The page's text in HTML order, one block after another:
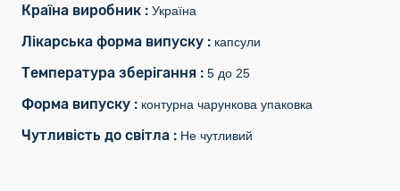
Країна виробник : Україна
Лікарська форма випуску : капсули
Температура зберігання : 5 до 25
Форма випуску : контурна чарункова упаковка
Чутливість до світла : Не чутливий